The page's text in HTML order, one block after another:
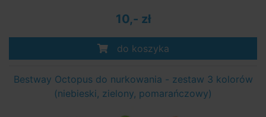
10,- zł
do koszyka
Bestway Octopus do nurkowania - zestaw 3 kolorów
(niebieski, zielony, pomarańczowy)